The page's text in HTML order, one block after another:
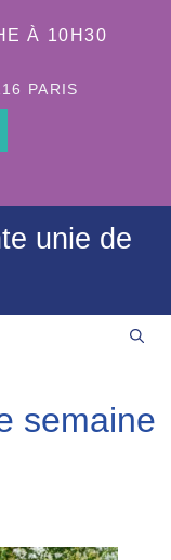
À 10H30
PARIS
unie de
semaine